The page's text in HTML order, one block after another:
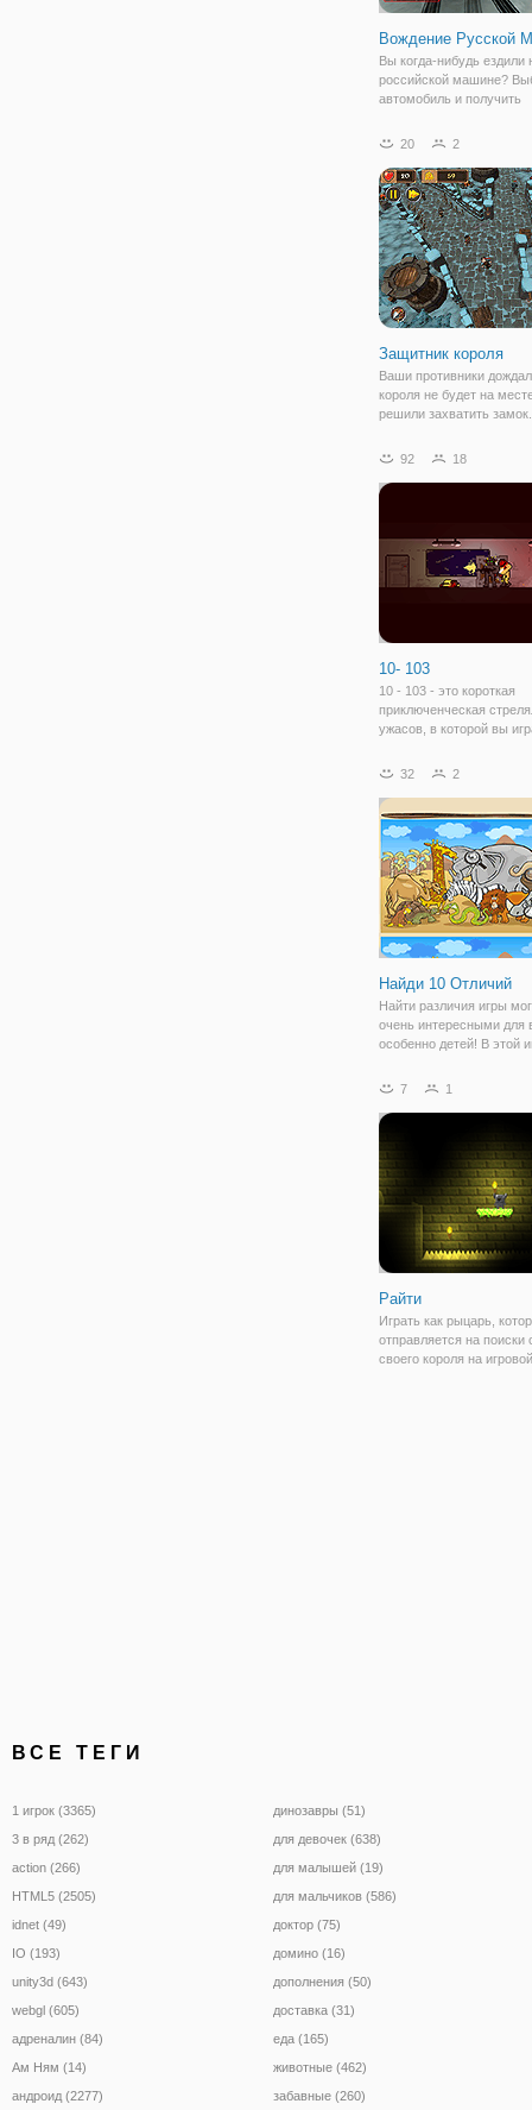
Вождение Русской
Вы когда-нибудь ездили
российской машине?
автомобиль и получить
чудесными машинами с
чувствовать себя. Вы
записывать и
свой диск и выбрать
20 2
Защитник короля
Ваши противники
короля не будет на
решили захватить
стража, которая готова
стратег и защитите
92 18
10- 103
10 - 103 - это короткая
приключенческая
ужасов, в которой вы
пробирающегося через
объектом. В
центре Aegis было
32 2
Найди 10 Отличий
Найти различия игры
очень интересными для
особенно детей! В этой
каждом уровне вы
отличий. Обратите
7 1
Райти
Играть как рыцарь,
отправляется на поиски
своего короля на игровой
ВСЕ ТЕГИ
1 игрок (3365)
3 в ряд (262)
action (266)
HTML5 (2505)
idnet (49)
IO (193)
unity3d (643)
webgl (605)
адреналин (84)
Ам Ням (14)
андроид (2277)
динозавры (51)
для девочек (638)
для малышей (19)
для мальчиков (586)
доктор (75)
домино (16)
дополнения (50)
доставка (31)
еда (165)
животные (462)
забавные (260)